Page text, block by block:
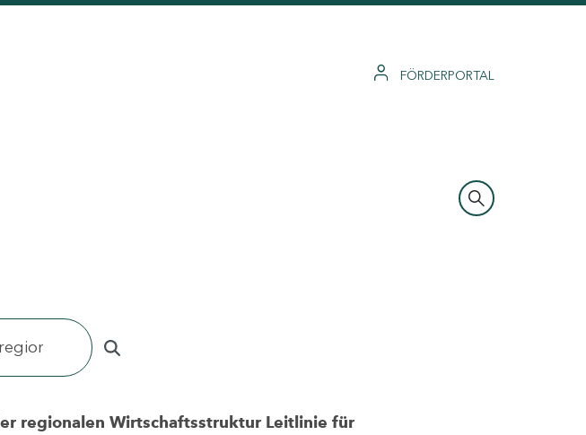
FÖRDERPORTAL
regionalen Wirtschaftsstruktur Leitlinie für